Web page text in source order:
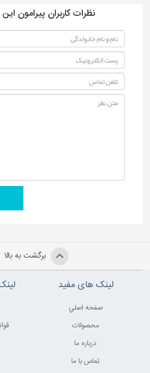
نظرات کاربران پیرامون
برگشت به بالا
لینک های مفید
صفحه اصلي
محصولات
درباره ما
تماس با ما